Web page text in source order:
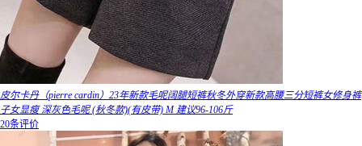
皮尔卡丹（pierre cardin）23年新款毛呢阔腿短裤秋冬外穿新款高腰三分短裤女修身裤
子女显瘦 深灰色毛呢 (秋冬款)(有皮带) M 建议96-106斤
20条评价